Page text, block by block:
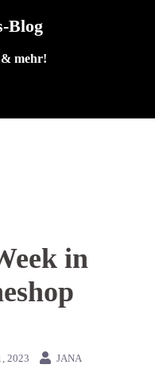
Blog
mehr!
in
2023 JANA